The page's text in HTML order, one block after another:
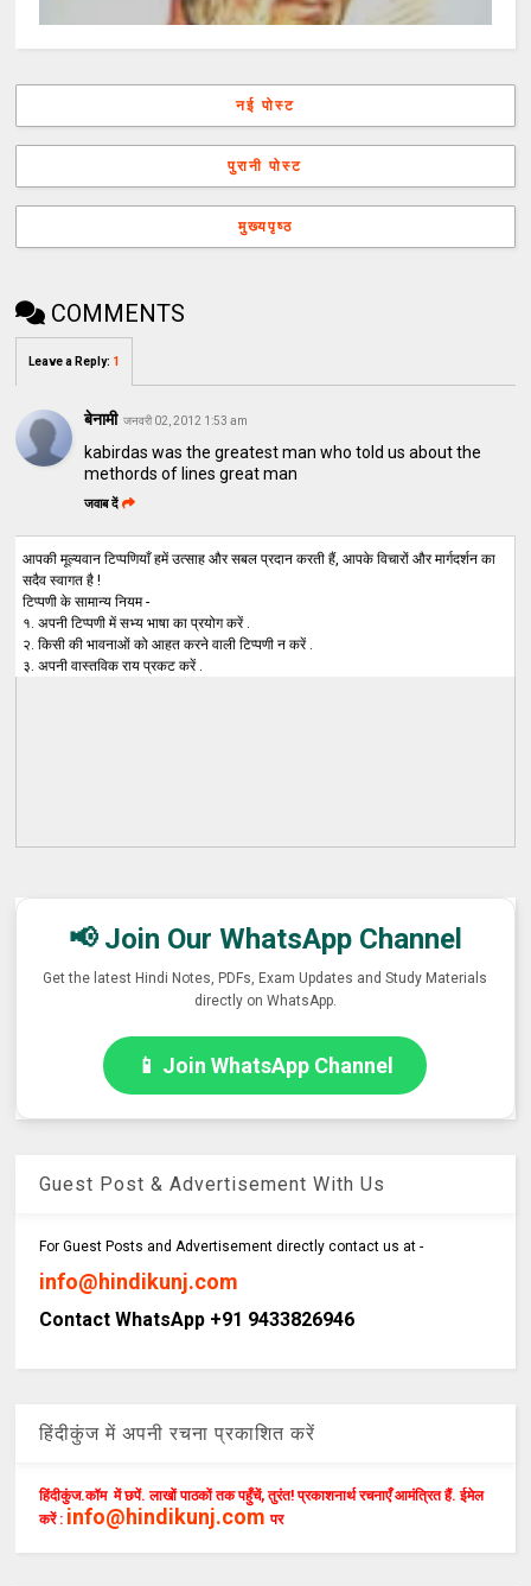
नई पोस्ट
पुरानी पोस्ट
मुख्यपृष्ठ
COMMENTS
Leave a Reply: 1
बेनामी जनवरी 02, 2012 1:53 am
kabirdas was the greatest man who told us about the
methords of lines great man
जवाब दें
आपकी मूल्यवान टिप्पणियाँ हमें उत्साह और सबल प्रदान करती हैं, आपके विचारों और मार्गदर्शन का
सदैव स्वागत है !
टिप्पणी के सामान्य नियम -
१. अपनी टिप्पणी में सभ्य भाषा का प्रयोग करें .
२. किसी की भावनाओं को आहत करने वाली टिप्पणी न करें .
३. अपनी वास्तविक राय प्रकट करें .
📢 Join Our WhatsApp Channel
Get the latest Hindi Notes, PDFs, Exam Updates and Study Materials
directly on WhatsApp.
📱 Join WhatsApp Channel
Guest Post & Advertisement With Us
For Guest Posts and Advertisement directly contact us at -
info@hindikunj.com
Contact WhatsApp +91 9433826946
हिंदीकुंज में अपनी रचना प्रकाशित करें
हिंदीकुंज.कॉम में छपें. लाखों पाठकों तक पहुँचें, तुरंत! प्रकाशनार्थ रचनाएँ आमंत्रित हैं. ईमेल
करें : info@hindikunj.com पर